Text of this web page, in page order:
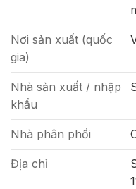
Nơi sản xuất (quốc
gia)
Nhà sản xuất / nhập
khẩu
Nhà phân phối
Địa chỉ